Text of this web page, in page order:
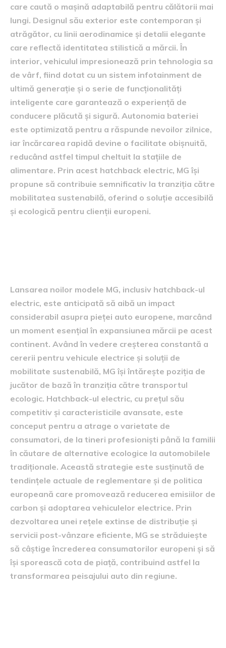
care caută o mașină adaptabilă pentru călătorii mai
lungi. Designul său exterior este contemporan și
atrăgător, cu linii aerodinamice și detalii elegante
care reflectă identitatea stilistică a mărcii. În
interior, vehiculul impresionează prin tehnologia sa
de vârf, fiind dotat cu un sistem infotainment de
ultimă generație și o serie de funcționalități
inteligente care garantează o experiență de
conducere plăcută și sigură. Autonomia bateriei
este optimizată pentru a răspunde nevoilor zilnice,
iar încărcarea rapidă devine o facilitate obișnuită,
reducând astfel timpul cheltuit la stațiile de
alimentare. Prin acest hatchback electric, MG își
propune să contribuie semnificativ la tranziția către
mobilitatea sustenabilă, oferind o soluție accesibilă
și ecologică pentru clienții europeni.
Lansarea noilor modele MG, inclusiv hatchback-ul
electric, este anticipată să aibă un impact
considerabil asupra pieței auto europene, marcând
un moment esențial în expansiunea mărcii pe acest
continent. Având în vedere creșterea constantă a
cererii pentru vehicule electrice și soluții de
mobilitate sustenabilă, MG își întărește poziția de
jucător de bază în tranziția către transportul
ecologic. Hatchback-ul electric, cu prețul său
competitiv și caracteristicile avansate, este
conceput pentru a atrage o varietate de
consumatori, de la tineri profesioniști până la familii
în căutare de alternative ecologice la automobilele
tradiționale. Această strategie este susținută de
tendințele actuale de reglementare și de politica
europeană care promovează reducerea emisiilor de
carbon și adoptarea vehiculelor electrice. Prin
dezvoltarea unei rețele extinse de distribuție și
servicii post-vânzare eficiente, MG se străduiește
să câștige încrederea consumatorilor europeni și să
își sporească cota de piață, contribuind astfel la
transformarea peisajului auto din regiune.